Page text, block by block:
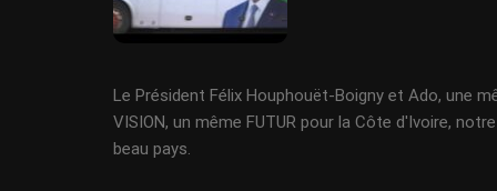
Le Président Félix Houphouët-Boigny et Ado, une
VISION, un même FUTUR pour la Côte d'Ivoire, notre
beau pays.